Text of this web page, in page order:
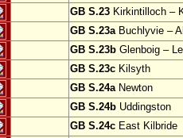
GB S.23 Kirkintilloch –
GB S.23aBuchlyvie –
GB S.23b Glenboig –
GB S.23c Kilsyth
GB S.24aNewton
GB S.24b Uddingston
GB S.24c East Kilbride